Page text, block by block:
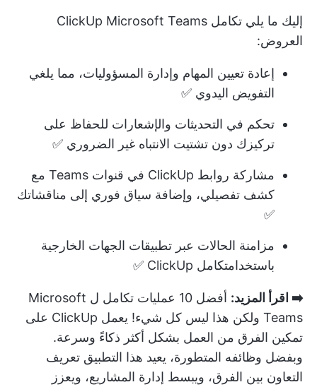
إليك ما يلي تكامل ClickUp Microsoft Teams
العروض:
إعادة تعيين المهام وإدارة المسؤوليات، مما يلغي
التفويض اليدوي ✅
تحكم في التحديثات والإشعارات للحفاظ على
تركيزك دون تشتيت الانتباه غير الضروري ✅
مشاركة روابط ClickUp في قنوات Teams مع
كشف تفصيلي، وإضافة سياق فوري إلى مناقشاتك
✅
مزامنة الحالات عبر تطبيقات الجهات الخارجية
باستخدامتكامل ClickUp ✅
➡️ اقرأ المزيد:
أفضل 10 عمليات تكامل ل Microsoft
Teams
ولكن هذا ليس كل شيء! يعمل ClickUp على
تمكين الفرق من العمل بشكل أكثر ذكاءً وسرعة.
وبفضل وظائفه المتطورة، يعيد هذا التطبيق تعريف
التعاون بين الفرق، ويبسط إدارة المشاريع، ويعزز